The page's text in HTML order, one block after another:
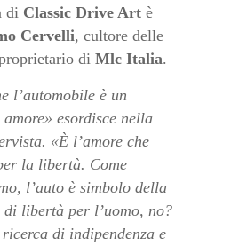
di Classic Drive Art è
Cervelli, cultore delle
diMlc Italia.
l’automobile è un
amore» esordisce nella
«È l’amore che
la libertà. Come
l’auto è simbolo della
di libertà per l’uomo, no?
di indipendenza e